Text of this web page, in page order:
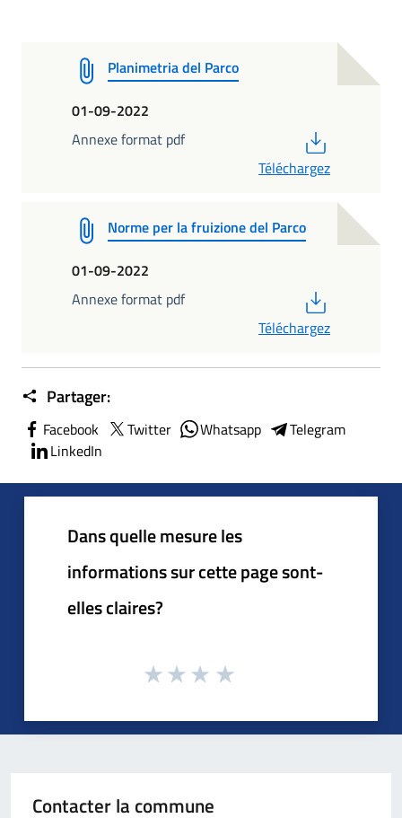
Planimetria del Parco
01-09-2022
Annexe format pdf
Téléchargez
Norme per la fruizione del Parco
01-09-2022
Annexe format pdf
Téléchargez
Partager:
Facebook Twitter Whatsapp
Telegram
LinkedIn
Dans quelle mesure les
informations sur cette page sont-
elles claires?
Contacter la commune